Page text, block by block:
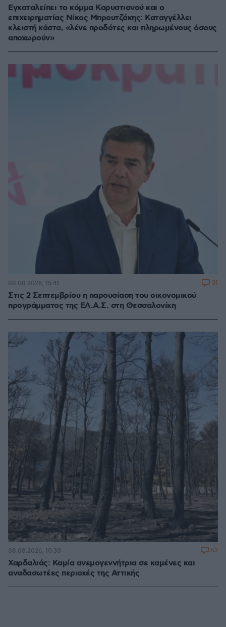
Εγκαταλείπει το κόμμα Καρυστιανού και ο
επιχειρηματίας Νίκος Μπρουτζάκης: Καταγγέλλει
κλειστή κάστα, «λένε προδότες και πληρωμένους όσους
αποχωρούν»
Στις 2 Σεπτεμβρίου η παρουσίαση του οικονομικού
προγράμματος της ΕΛ.Α.Σ. στη Θεσσαλονίκη
08.08.2026, 15:41 31
Χαρδαλιάς: Καμία ανεμογεννήτρια σε καμένες και
αναδασωτέες περιοχές της Αττικής
08.08.2026, 10:30 53